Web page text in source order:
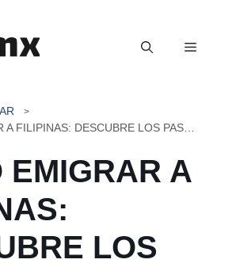
Menú
EMIGRAR A
LOS